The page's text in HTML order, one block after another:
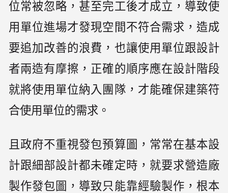
位常被忽略，甚至完工後才成立，導致使
用單位進場才發現空間不符合需求，造成
要追加改善的浪費，也讓使用單位跟設計
者兩造有摩擦，正確的順序應在設計階段
就將使用單位納入團隊，才能確保建築符
合使用單位的需求。
且政府不重視發包預算圖，常常在基本設
計跟細部設計都未確定時，就要求營造廠
製作發包圖，導致只能靠經驗製作，根本